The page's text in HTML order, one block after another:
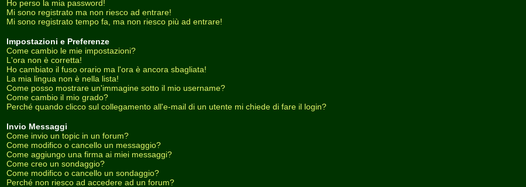
Ho perso la mia password!
Mi sono registrato ma non riesco ad entrare!
Mi sono registrato tempo fa, ma non riesco più ad entrare!
Impostazioni e Preferenze
Come cambio le mie impostazioni?
L'ora non è corretta!
Ho cambiato il fuso orario ma l'ora è ancora sbagliata!
La mia lingua non è nella lista!
Come posso mostrare un'immagine sotto il mio username?
Come cambio il mio grado?
Perché quando clicco sul collegamento all'e-mail di un utente mi chiede di fare il login?
Invio Messaggi
Come invio un topic in un forum?
Come modifico o cancello un messaggio?
Come aggiungo una firma ai miei messaggi?
Come creo un sondaggio?
Come modifico o cancello un sondaggio?
Perché non riesco ad accedere ad un forum?